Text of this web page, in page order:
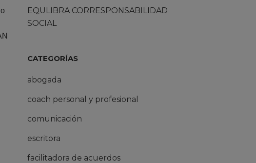
EQULIBRA CORRESPONSABILIDAD
SOCIAL
CATEGORÍAS
abogada
coach personal y profesional
comunicación
escritora
facilitadora de acuerdos